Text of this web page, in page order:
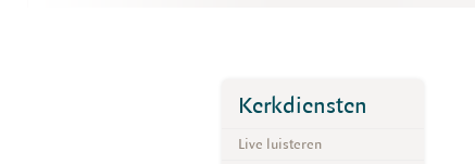
Kerkdiensten
Live luisteren